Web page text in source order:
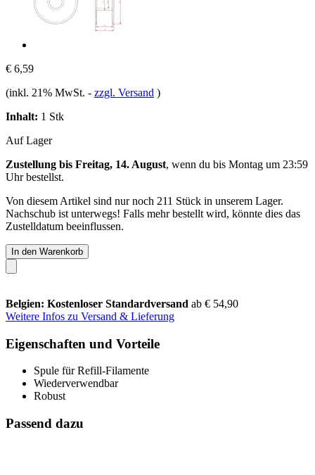
€ 6,59
(inkl. 21% MwSt. - zzgl. Versand )
Inhalt: 1 Stk
Auf Lager
Zustellung bis Freitag, 14. August, wenn du bis Montag um 23:59
Uhrbestellst.
Von diesem Artikel sind nur noch 211 Stück in unserem Lager.
Nachschub ist unterwegs! Falls mehr bestellt wird, könnte dies das
Zustelldatum beeinflussen.
In den Warenkorb
Belgien: Kostenloser Standardversand ab € 54,90
Weitere Infos zu Versand & Lieferung
Eigenschaften und Vorteile
Spule für Refill-Filamente
Wiederverwendbar
Robust
Passend dazu